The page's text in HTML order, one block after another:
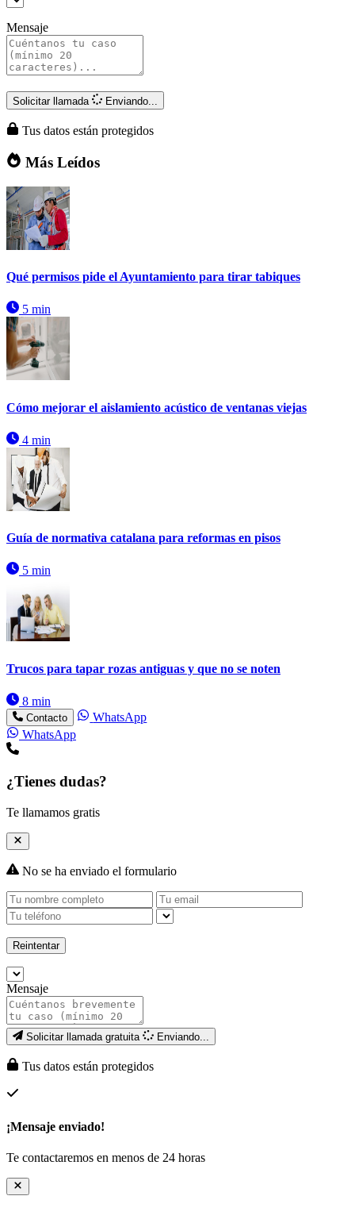
Mensaje
Solicitar llamada Enviando...
Tus datos están protegidos
Más Leídos
Qué permisos pide el Ayuntamiento para tirar tabiques
5 min
Cómo mejorar el aislamiento acústico de ventanas viejas
4 min
Guía de normativa catalana para reformas en pisos
5 min
Trucos para tapar rozas antiguas y que no se noten
8 min
Contacto
WhatsApp
WhatsApp
¿Tienes dudas?
Te llamamos gratis
No se ha enviado el formulario
Reintentar
Mensaje
Solicitar llamada gratuita Enviando...
Tus datos están protegidos
¡Mensaje enviado!
Te contactaremos en menos de 24 horas